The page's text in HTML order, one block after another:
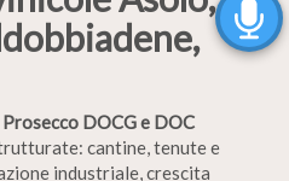
DOCG e DOC
cantine, tenute e
industriale, crescita